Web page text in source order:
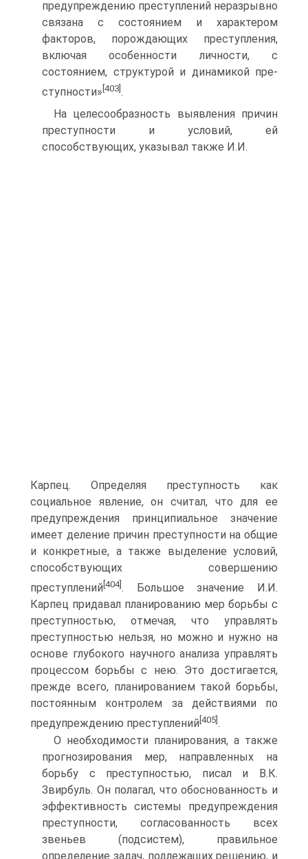
предупреждению преступлений неразрывно
связана с состоянием и характером
факторов, порождающих преступления,
включая особенности личности, с
состоянием, структурой и динамикой пре-
ступности» [403].
На целесообразность выявления причин
преступности и условий, ей
способствующих, указывал также И.И.
Карпец. Определяя преступность как
социальное явление, он считал, что для ее
предупреждения принципиальное значение
имеет деление причин преступности на общие
и конкретные, а также выделение условий,
способствующих совершению
преступлений [404]. Большое значение И.И.
Карпец придавал планированию мер борьбы с
преступностью, отмечая, что управлять
преступностью нельзя, но можно и нужно на
основе глубокого научного анализа управлять
процессом борьбы с нею. Это достигается,
прежде всего, планированием такой борьбы,
постоянным контролем за действиями по
предупреждению преступлений [405] .
О необходимости планирования, а также
прогнозирования мер, направленных на
борьбу с преступностью, писал и В.К.
Звирбуль. Он полагал, что обоснованность и
эффективность системы предупреждения
преступности, согласованность всех
звеньев (подсистем), правильное
определение задач, подлежащих решению, и